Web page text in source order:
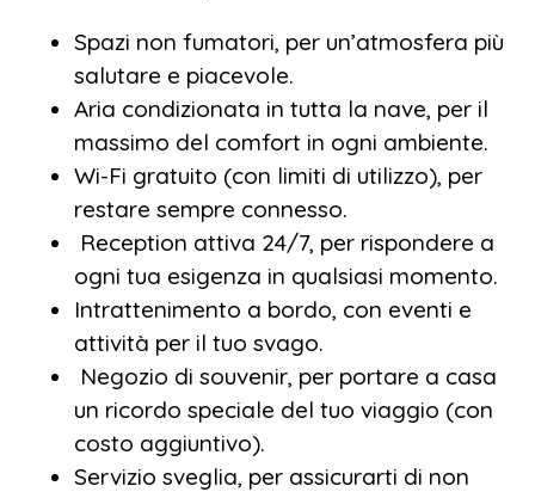
8 giorni / 7 notti, l’opzione più completa,
disponibile sia da Luxor che da Assuan
Le Fayan ti regala un viaggio esclusivo lungo
il fiume più leggendario del mondo. Una
crociera in Egitto che sarà un’esperienza
straordinaria, capace di trasformarsi in un
ricordo indelebile. Se sei pronto a lasciarti
incantare dal fascino senza tempo del Nilo,
preparati a salpare per un’avventura unica,
dove lusso, storia e momenti da sogno si
incontrano per regalarti emozioni
indimenticabili.
Spazi non fumatori, per un’atmosfera più
salutare e piacevole.
Aria condizionata in tutta la nave, per il
massimo del comfort in ogni ambiente.
Wi-Fi gratuito (con limiti di utilizzo), per
restare sempre connesso.
Reception attiva 24/7, per rispondere a
ogni tua esigenza in qualsiasi momento.
Intrattenimento a bordo, con eventi e
attività per il tuo svago.
Negozio di souvenir, per portare a casa
un ricordo speciale del tuo viaggio (con
costo aggiuntivo).
Servizio sveglia, per assicurarti di non